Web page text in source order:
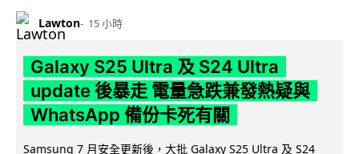
Lawton 15 小時
Galaxy S25 Ultra 及 S24 Ultra
update 後暴走 電量急跌兼發熱疑與
WhatsApp 備份卡死有關
Samsung 7 月安全更新後，大批 Galaxy S25 Ultra 及 S24